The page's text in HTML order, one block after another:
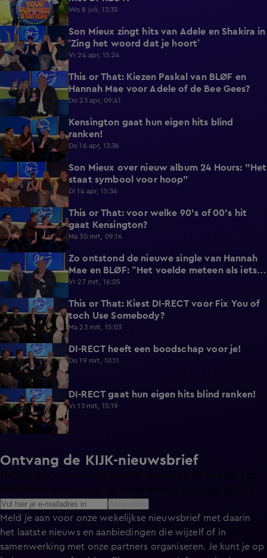
Wo 8 juli, 13:35
1:55
Son Mieux zingt hits van Adele en Shakira in
‘Zing het woord dat je hoort’
Vr 24 apr, 15:24
1:38
This or That: Kiezen Paskal van BLØF en
Hannah Mae voor Adele of de Bee Gees?
Do 23 apr, 09:41
Kensington gaat hun eigen hits blind
ranken!
Do 16 apr, 13:36
Son Mieux over nieuw album 24 Hours: "Het
staat symbool voor hoop"
Di 14 apr, 15:36
1:27
This or That: voor welke 90's of 00's hit
gaat Kensington?
Ma 30 mrt, 09:16
3:17
Zo ontstond de nieuwe single van Hannah
Mae en BLØF: “Het voelde meteen als iets
dat we samen moesten doen”
Vr 27 mrt, 16:05
1:08
This or That: Kiest DI-RECT voor Fix You of
toch Use Somebody?
Ma 23 mrt, 15:03
0:43 DI-RECT heeft een boodschap voor je!
Do 19 mrt, 10:11
1:37 DI-RECT gaat hun eigen hits blind ranken!
Vr 13 mrt, 15:19
Ontvang de KIJK-nieuwsbrief
Meld je aan voor de nieuwsbrief en blijf op de hoogte van
het laatste nieuws over de programma’s en series op KIJK.
Meld je aan voor onze wekelijkse nieuwsbrief met daarin
het laatste nieuws en aanbiedingen die wijzelf of in
samenwerking met onze partners organiseren. Je kunt je op